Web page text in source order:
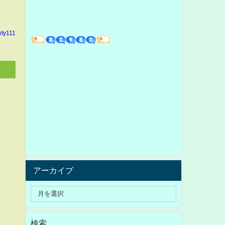
アーカイブ
検索